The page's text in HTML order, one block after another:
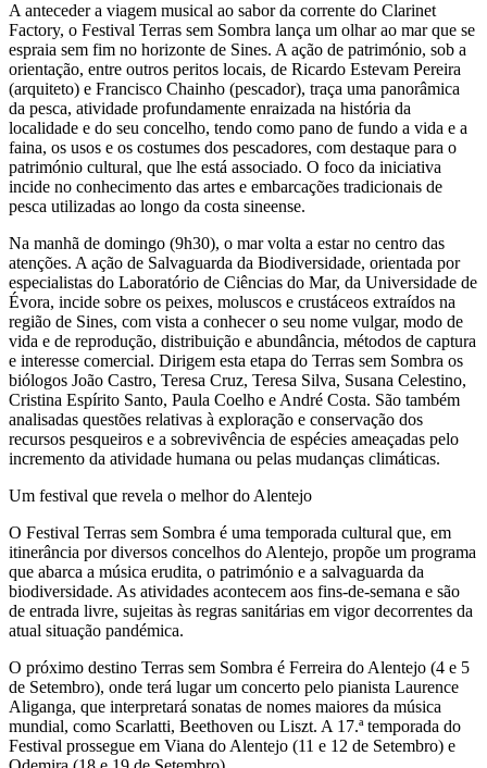
A anteceder a viagem musical ao sabor da corrente do Clarinet
Factory, o Festival Terras sem Sombra lança um olhar ao mar que se
espraia sem fim no horizonte de Sines. A ação de património, sob a
orientação, entre outros peritos locais, de Ricardo Estevam Pereira
(arquiteto) e Francisco Chainho (pescador), traça uma panorâmica
da pesca, atividade profundamente enraizada na história da
localidade e do seu concelho, tendo como pano de fundo a vida e a
faina, os usos e os costumes dos pescadores, com destaque para o
património cultural, que lhe está associado. O foco da iniciativa
incide no conhecimento das artes e embarcações tradicionais de
pesca utilizadas ao longo da costa sineense.
Na manhã de domingo (9h30), o mar volta a estar no centro das
atenções. A ação de Salvaguarda da Biodiversidade, orientada por
especialistas do Laboratório de Ciências do Mar, da Universidade de
Évora, incide sobre os peixes, moluscos e crustáceos extraídos na
região de Sines, com vista a conhecer o seu nome vulgar, modo de
vida e de reprodução, distribuição e abundância, métodos de captura
e interesse comercial. Dirigem esta etapa do Terras sem Sombra os
biólogos João Castro, Teresa Cruz, Teresa Silva, Susana Celestino,
Cristina Espírito Santo, Paula Coelho e André Costa. São também
analisadas questões relativas à exploração e conservação dos
recursos pesqueiros e a sobrevivência de espécies ameaçadas pelo
incremento da atividade humana ou pelas mudanças climáticas.
Um festival que revela o melhor do Alentejo
O Festival Terras sem Sombra é uma temporada cultural que, em
itinerância por diversos concelhos do Alentejo, propõe um programa
que abarca a música erudita, o património e a salvaguarda da
biodiversidade. As atividades acontecem aos fins-de-semana e são
de entrada livre, sujeitas às regras sanitárias em vigor decorrentes da
atual situação pandémica.
O próximo destino Terras sem Sombra é Ferreira do Alentejo (4 e 5
de Setembro), onde terá lugar um concerto pelo pianista Laurence
Aliganga, que interpretará sonatas de nomes maiores da música
mundial, como Scarlatti, Beethoven ou Liszt. A 17.ª temporada do
Festival prossegue em Viana do Alentejo (11 e 12 de Setembro) e